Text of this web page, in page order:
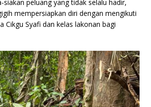
siakan peluang yang tidak selalu hadir,
mempersiapkan diri dengan mengikuti
Cikgu Syafi dan kelas lakonan bagi